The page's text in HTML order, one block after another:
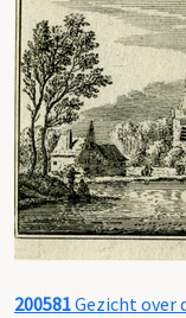
200581Gezicht over